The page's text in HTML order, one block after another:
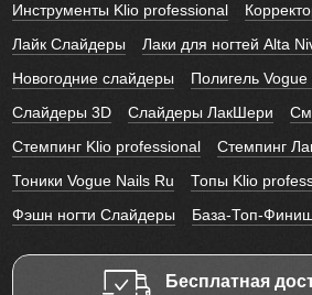
Инструменты Klio professional
Лайк Слайдеры
Лаки для ногтей Alta
Новогодние слайдеры
Полигель Vogue
Слайдеры 3D
Слайдеры ЛакШери
Стемпинг Klio professional
Стемпинг
Тоники Vogue Nails Ru
Топы Klio
Фэшн ногти Слайдеры
База-Топ-
Бесплатная